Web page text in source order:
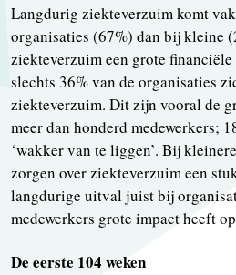
Langdurig ziekteverzuim komt
organisaties (67%) dan bij kleine
ziekteverzuim een grote
slechts 36% van de organisaties
ziekteverzuim. Dit zijn vooral de
meer dan honderd medewerkers;
‘wakker van te liggen’. Bij
zorgen over ziekteverzuim een
langdurige uitval juist bij
medewerkers grote impact heeft
De eerste 104 weken